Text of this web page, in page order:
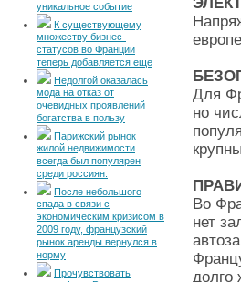
уникальное событие
К существующему
множеству бизнес-
статусов во Франции
теперь добавляется еще
Недолгой оказалась
мода на отказ от
очевидных проявлений
богатства в пользу
Парижский рынок
жилой недвижимости
всегда был популярен
среди россиян.
После небольшого
спада в связи с
экономическим кризисом в
2009 году, французский
рынок аренды вернулся в
норму
Прочувствовать
Для
но
Во
нет
долго